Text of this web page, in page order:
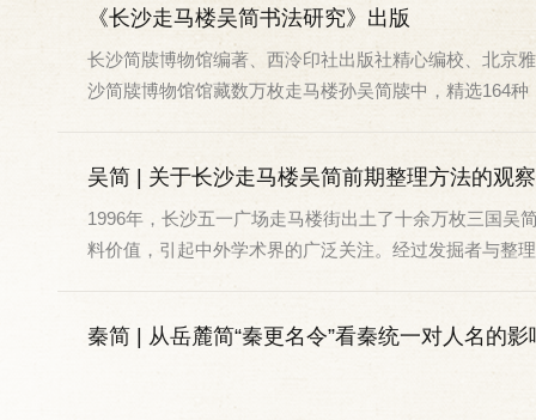
《长沙走马楼吴简书法研究》出版
长沙简牍博物馆编著、西泠印社出版社精心编校、北京
沙简牍博物馆馆藏数万枚走马楼孙吴简牍中，精选164种
吴简 | 关于长沙走马楼吴简前期整理方法的观
1996年，长沙五一广场走马楼街出土了十余万枚三国吴
料价值，引起中外学术界的广泛关注。经过发掘者与整
秦简 | 从岳麓简“秦更名令”看秦统一对人名的影